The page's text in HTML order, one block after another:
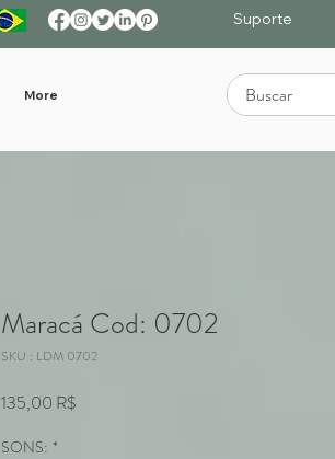
Suporte
More
Maracá Cod: 0702
SKU : LDM 0702
135,00 R$
SONS: *